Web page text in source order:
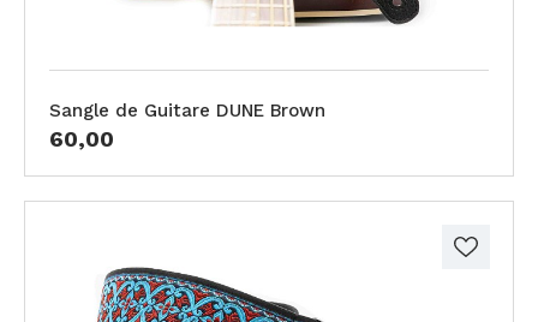
Sangle de Guitare DUNE Brown
60,00